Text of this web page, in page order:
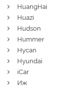
HuangHai
Huazi
Hudson
Hummer
Hycan
Hyundai
iCar
Иж